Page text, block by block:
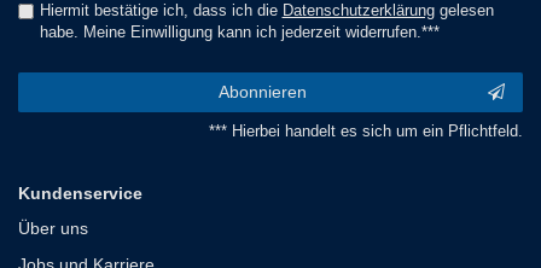
Hiermit bestätige ich, dass ich die Daten­schutz­erklärunggelesen
habe. Meine Einwilligung kann ich jederzeit widerrufen.***
Abonnieren
*** Hierbei handelt es sich um ein Pflichtfeld.
Kundenservice
Über uns